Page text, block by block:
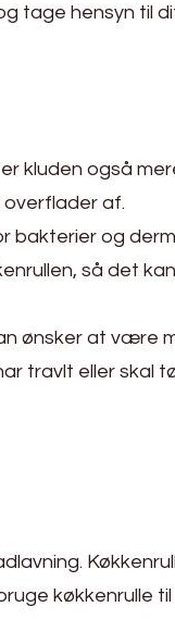
tage hensyn til
kluden også
af.
bakterier og
så det
ønsker at være
travlt eller skal
køkkenrulle